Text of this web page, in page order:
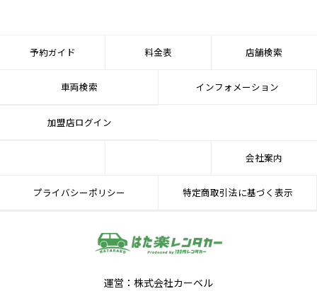
予約ガイド 料金表 店舗検索
車両検索 インフォメーション
加盟店ログイン
会社案内
プライバシーポリシー 特定商取引法に基づく表示
運営：株式会社カーベル